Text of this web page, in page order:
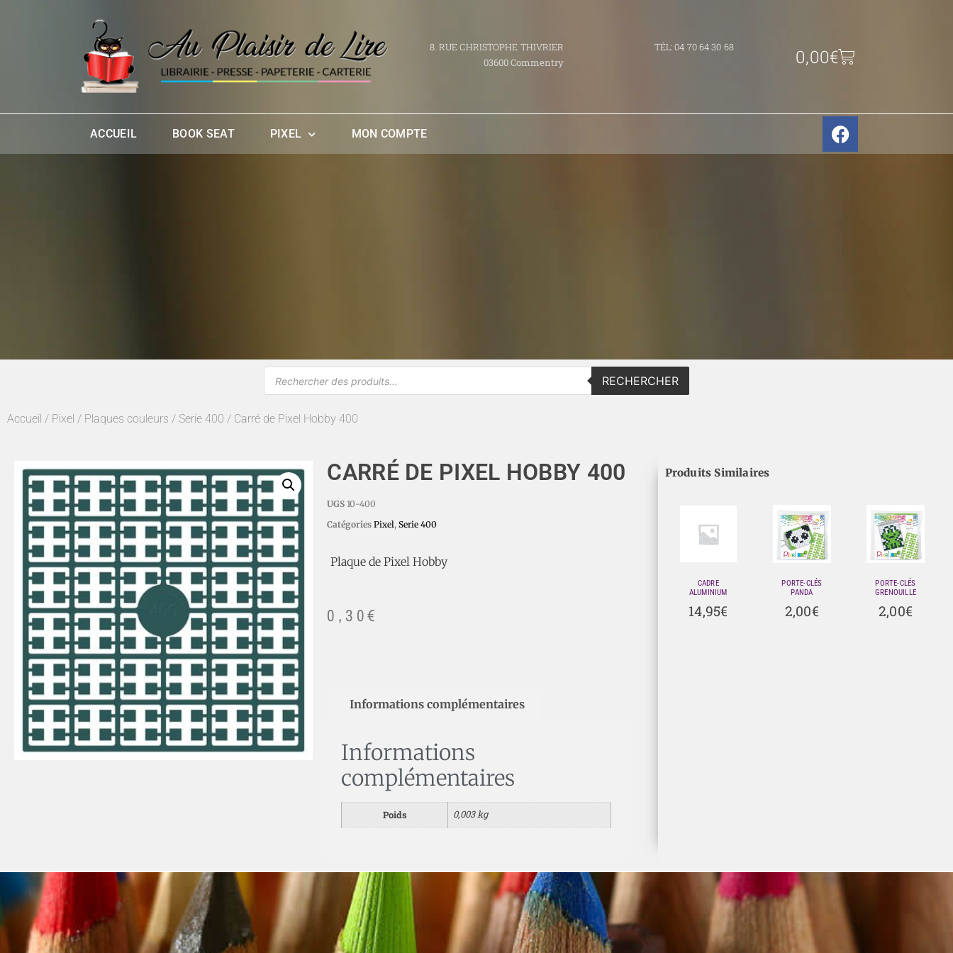
8. RUE CHRISTOPHE THIVRIER
03600 Commentry
TÉL: 04 70 64 30 68 0,00€
ACCUEIL BOOK SEAT PIXEL MON COMPTE
RECHERCHER
Accueil / Pixel / Plaques couleurs / Serie 400 / Carré de Pixel Hobby 400
CARRÉ DE PIXEL HOBBY 400
UGS10-400
Catégories Pixel,Serie 400
Plaque de Pixel Hobby
0,30€
Informations complémentaires
Informations
complémentaires
Poids 0,003 kg
Produits Similaires
CADRE
ALUMINIUM
14,95€
PORTE-CLÉS
PANDA
2,00€
PORTE-CLÉS
GRENOUILLE
2,00€